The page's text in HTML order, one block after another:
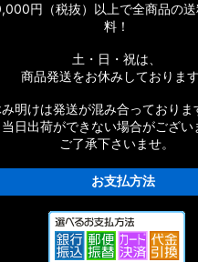
円（税抜）以上で全商品の
料！
土・日・祝は、
商品発送をお休みしております
明けは発送が混み合っておりま
当日出荷ができない場合がござい
ご了承下さいませ。
お支払方法